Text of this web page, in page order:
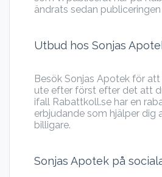
ändrats sedan
Utbud hos Sonjas
Besök Sonjas Apotek för
ute efter först efter det att
ifall Rabattkoll.se har en
erbjudande som hjälper dig
billigare.
Sonjas Apotek på